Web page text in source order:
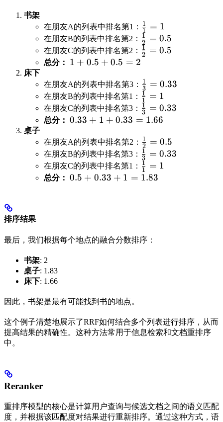
书架
在朋友A的列表中排名第1： \frac{1}
{1} = 1
1
1 = 1
在朋友B的列表中排名第2： \frac{1}
{2} =
2
1 = 0.5
在朋友C的列表中排名第2： \frac{1}
2
1 = 0.5
总分：
1
0.5
+
0.5
=
1 + 0.5 + 0.5 = 2
床下
在朋友A的列表中排名第3： \frac{1}
{3} =
0.33
3
1 = 0.33
在朋友B的列表中排名第1： \frac{1}
{1} = 1
1
1 = 1
在朋友C的列表中排名第3： \frac{1}
{3} =
3
1 = 0.33
总分： 0.33
+
0.33
=
1.66
0.33 + 1 + 0.33 = 1.66
桌子
在朋友A的列表中排名第2： \frac{1}
{2} =
0.5
2
1 = 0.5
在朋友B的列表中排名第3： \frac{1}
{3} =
0.33
3
1 = 0.33
在朋友C的列表中排名第1： \frac{1}
{1} = 1
1
1 = 1
总分： 0.5
1.83
0.5 + 0.33 + 1 = 1.83
排序结果
最后，我们根据每个地点的融合分数排序：
书架: 2
桌子: 1.83
床下: 1.66
因此，书架是最有可能找到书的地点。
这个例子清楚地展示了RRF如何结合多个列表进行排序，从而
提高结果的精确性。这种方法常用于信息检索和文档重排序
中。
Reranker
重排序模型的核心是计算用户查询与候选文档之间的语义匹配
度，并根据该匹配度对结果进行重新排序。通过这种方式，语